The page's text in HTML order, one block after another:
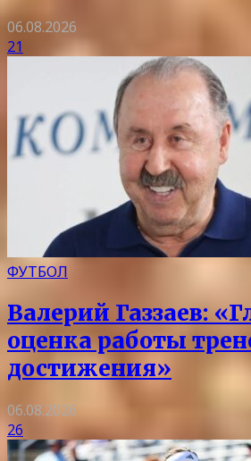
06.08.2026
21
ФУТБОЛ
Валерий Газзаев:
оценка работы
достижения»
06.08.2026
26